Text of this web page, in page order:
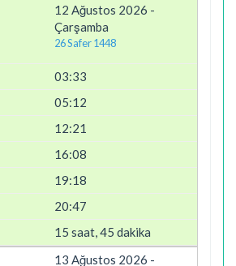
12 Ağustos 2026 -
Çarşamba
26 Safer 1448
03:33
05:12
12:21
16:08
19:18
20:47
15 saat, 45 dakika
13 Ağustos 2026 -